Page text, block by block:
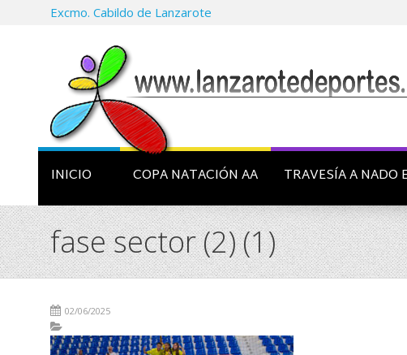
Excmo. Cabildo de Lanzarote
INICIO COPA NATACIÓN AA TRAVESÍA A NADO
fase sector (2) (1)
02/06/2025